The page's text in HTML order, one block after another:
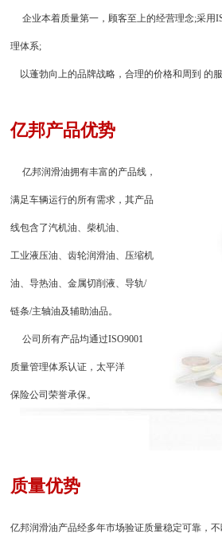
企业本着质量第一，顾客至上的经营理念;采用
理体系;
以蓬勃向上的品牌战略，合理的价格和周到 的
亿邦产品优势
亿邦润滑油拥有丰富的产品线，
满足车辆运行的所有需求，其产品
线包含了汽机油、柴机油、
工业液压油、齿轮润滑油、压缩机
油、导热油、金属切削液、导轨/
链条/主轴油及辅助油品。
公司所有产品均通过ISO9001
质量管理体系认证，太平洋
保险公司荣誉承保。
质量优势
亿邦润滑油产品经多年市场验证质量稳定可靠，